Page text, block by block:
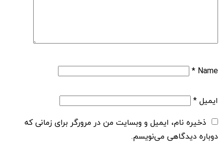
Name
*
ایمیل*
ذخیره نام، ایمیل و وبسایت من در مرورگر برای زمانی که
دوباره دیدگاهی می‌نویسم.